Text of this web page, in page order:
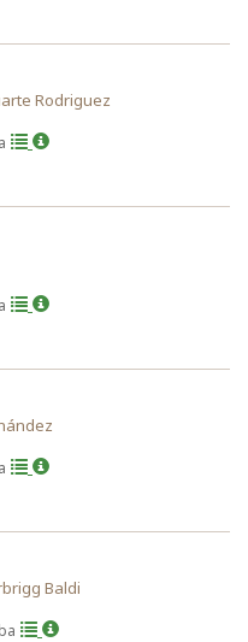
Rodriguez
Baldi